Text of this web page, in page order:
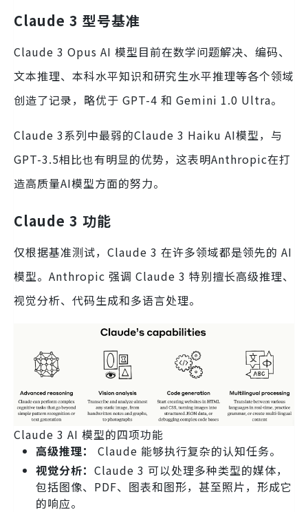
Claude 3 型号基准
Claude 3 Opus AI 模型目前在数学问题解决、编码、
文本推理、本科水平知识和研究生水平推理等各个领域
创造了记录，略优于 GPT-4 和 Gemini 1.0 Ultra。
Claude 3系列中最弱的Claude 3 Haiku AI模型，与
GPT-3.5相比也有明显的优势，这表明Anthropic在打
造高质量AI模型方面的努力。
Claude 3 功能
仅根据基准测试，Claude 3 在许多领域都是领先的 AI
模型。Anthropic 强调 Claude 3 特别擅长高级推理、
视觉分析、代码生成和多语言处理。
Claude 3 AI 模型的四项功能
高级推理： Claude 能够执行复杂的认知任务。
视觉分析： Claude 3 可以处理多种类型的媒体，
包括图像、PDF、图表和图形，甚至照片，形成它
的响应。